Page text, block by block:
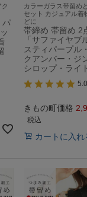
パ
カラーガラス帯留め
セット カジュアル着
どに
帯締め 帯留め 2
「サファイヤブ
スティパープル
クアンバー・ジ
シロップ・ライ
5.0
きもの町価格
税込
カートに入れ